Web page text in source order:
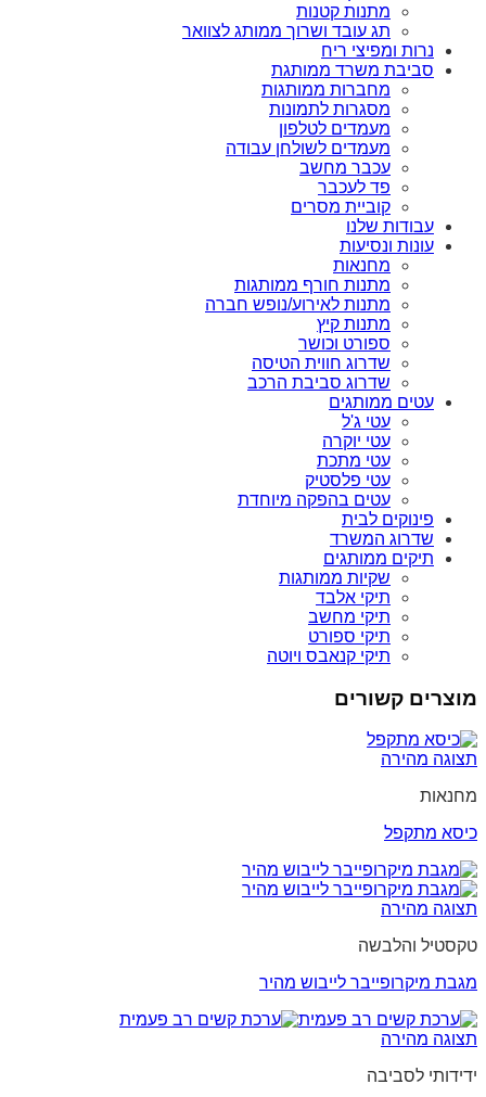
מתנות קטנות
תג עובד ושרוך ממותג לצוואר
נרות ומפיצי ריח
סביבת משרד ממותגת
מחברות ממותגות
מסגרות לתמונות
מעמדים לטלפון
מעמדים לשולחן עבודה
עכבר מחשב
פד לעכבר
קוביית מסרים
עבודות שלנו
עונות ונסיעות
מחנאות
מתנות חורף ממותגות
מתנות לאירוע/נופש חברה
מתנות קיץ
ספורט וכושר
שדרוג חווית הטיסה
שדרוג סביבת הרכב
עטים ממותגים
עטי ג'ל
עטי יוקרה
עטי מתכת
עטי פלסטיק
עטים בהפקה מיוחדת
פינוקים לבית
שדרוג המשרד
תיקים ממותגים
שקיות ממותגות
תיקי אלבד
תיקי מחשב
תיקי ספורט
תיקי קנאבס ויוטה
מוצרים קשורים
תצוגה מהירה
מחנאות
כיסא מתקפל
תצוגה מהירה
טקסטיל והלבשה
מגבת מיקרופייבר לייבוש מהיר
תצוגה מהירה
ידידותי לסביבה